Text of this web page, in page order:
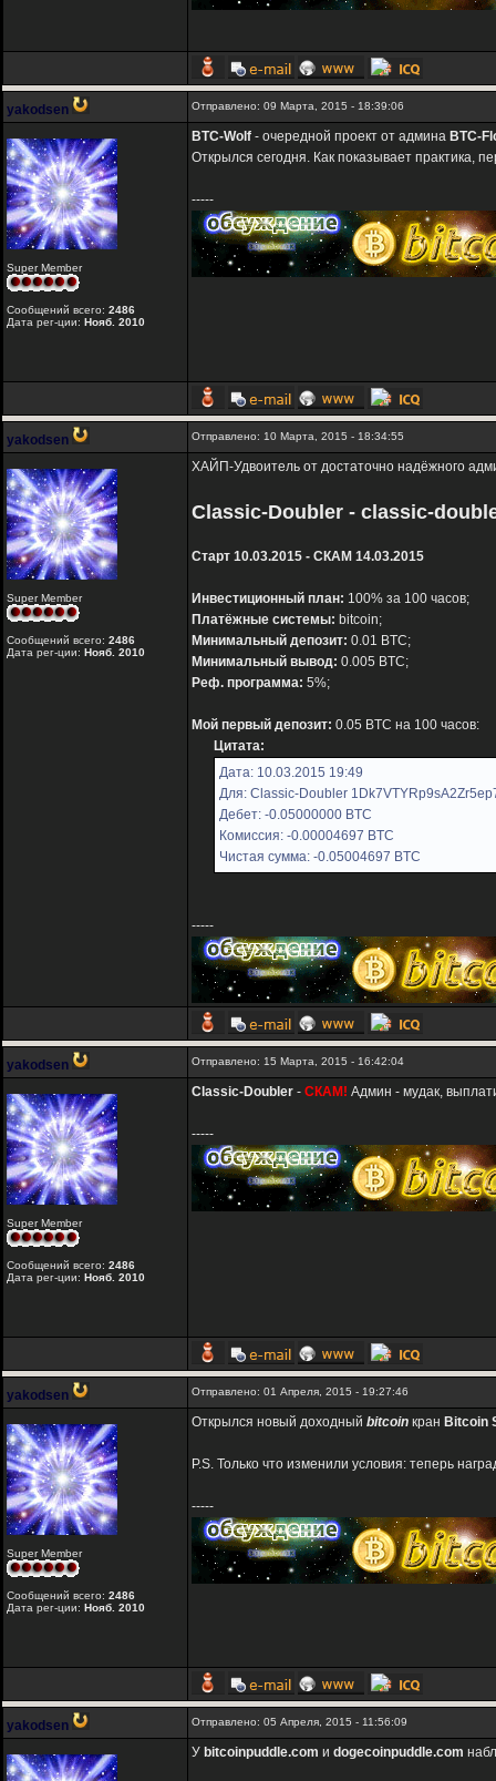
yakodsen Отправлено: 09 Марта, 2015 - 18:39:06
Super Member
Сообщений всего: 2486
Дата рег-ции: Нояб. 2010
BTC-Wolf - очередной проект от админа BTC-
Открылся сегодня. Как показывает практика,
-----
yakodsen Отправлено: 10 Марта, 2015 - 18:34:55
Super Member
Сообщений всего: 2486
Дата рег-ции: Нояб. 2010
ХАЙП-Удвоитель от достаточно надёжного
Classic-Doubler - classic-
Старт 10.03.2015 - СКАМ 14.03.2015
Инвестиционный план: 100% за 100 часов;
Платёжные системы: bitcoin;
Минимальный депозит: 0.01 BTC;
Минимальный вывод: 0.005 BTC;
Реф. программа: 5%;
Мой первый депозит: 0.05 BTC на 100 часов:
Цитата:
Дата: 10.03.2015 19:49
Для: Classic-Doubler
Дебет: -0.05000000 BTC
Комиссия: -0.00004697 BTC
Чистая сумма: -0.05004697 BTC
-----
yakodsen Отправлено: 15 Марта, 2015 - 16:42:04
Super Member
Сообщений всего: 2486
Дата рег-ции: Нояб. 2010
Classic-Doubler - СКАМ! Админ - мудак,
-----
yakodsen Отправлено: 01 Апреля, 2015 - 19:27:46
Super Member
Сообщений всего: 2486
Дата рег-ции: Нояб. 2010
Открылся новый доходный bitcoin кран Bitcoin
P.S. Только что изменили условия: теперь
-----
yakodsen Отправлено: 05 Апреля, 2015 - 11:56:09
У bitcoinpuddle.com и dogecoinpuddle.com